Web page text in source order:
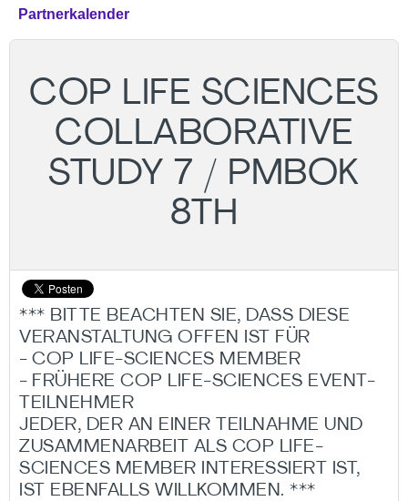
Partnerkalender
COP LIFE SCIENCES
COLLABORATIVE
STUDY 7 / PMBOK
8TH
*** BITTE BEACHTEN SIE, DASS DIESE
VERANSTALTUNG OFFEN IST FÜR
- COP LIFE-SCIENCES MEMBER
- FRÜHERE COP LIFE-SCIENCES EVENT-
TEILNEHMER
JEDER, DER AN EINER TEILNAHME UND
ZUSAMMENARBEIT ALS COP LIFE-
SCIENCES MEMBER INTERESSIERT IST,
IST EBENFALLS WILLKOMMEN. ***